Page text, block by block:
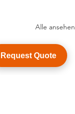
Alle ansehen
Request Quote